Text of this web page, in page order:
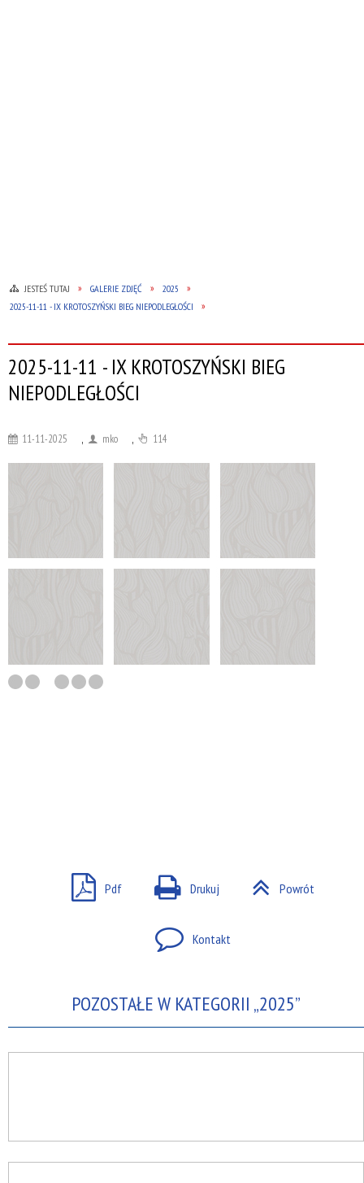
JESTEŚ TUTAJ GALERIE ZDJĘĆ
2025
2025-11-11 - IX KROTOSZYŃSKI BIEG NIEPODLEGŁOŚCI
2025-11-11 - IX KROTOSZYŃSKI BIEG
NIEPODLEGŁOŚCI
11-11-2025 mko 114
Pdf Drukuj Powrót
Kontakt
POZOSTAŁE W KATEGORII „2025”